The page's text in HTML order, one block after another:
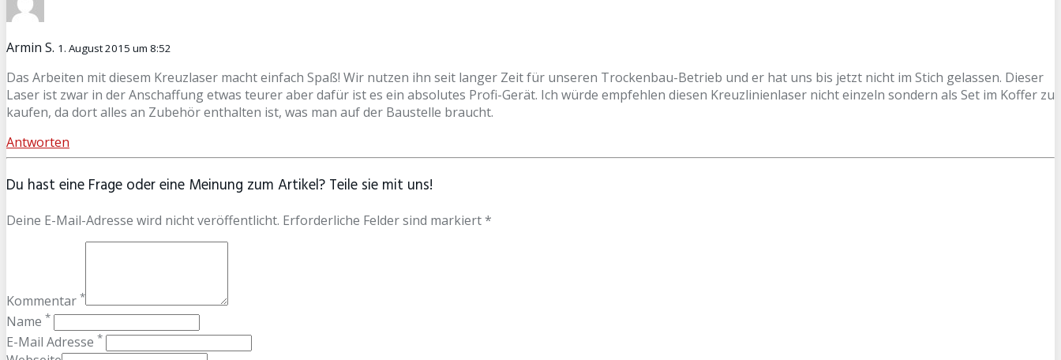
Armin S. 1. August 2015 um 8:52
Das Arbeiten mit diesem Kreuzlaser macht einfach Spaß! Wir nutzen ihn seit langer Zeit für unseren Trockenbau-Betrieb und er hat uns bis jetzt nicht im Stich gelassen. Dieser
Laser ist zwar in der Anschaffung etwas teurer aber dafür ist es ein absolutes Profi-Gerät. Ich würde empfehlen diesen Kreuzlinienlaser nicht einzeln sondern als Set im Koffer zu
kaufen, da dort alles an Zubehör enthalten ist, was man auf der Baustelle braucht.
Antworten
Du hast eine Frage oder eine Meinung zum Artikel? Teile sie mit uns!
Deine E-Mail-Adresse wird nicht veröffentlicht. Erforderliche Felder sind markiert *
Kommentar *
Name *
E-Mail Adresse *